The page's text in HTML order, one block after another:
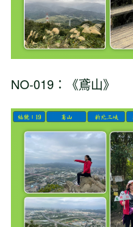
NO-019：《鳶山》